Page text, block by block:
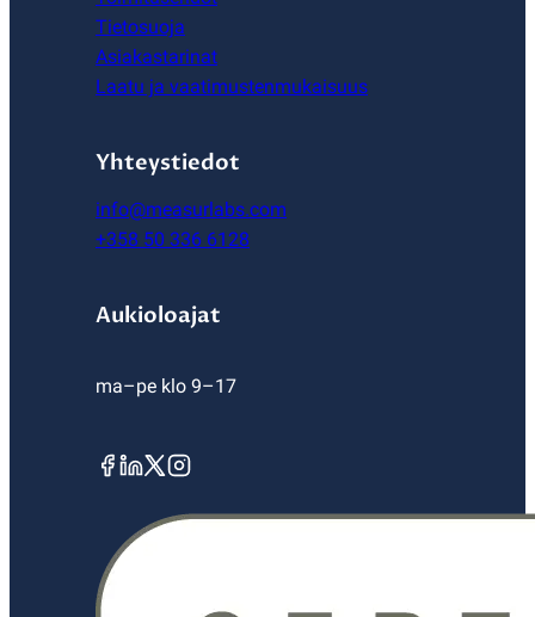
Tietosuoja
Asiakastarinat
Laatu ja vaatimustenmukaisuus
Yhteystiedot
info@measurlabs.com
+358 50 336 6128
Aukioloajat
ma–pe klo 9–17